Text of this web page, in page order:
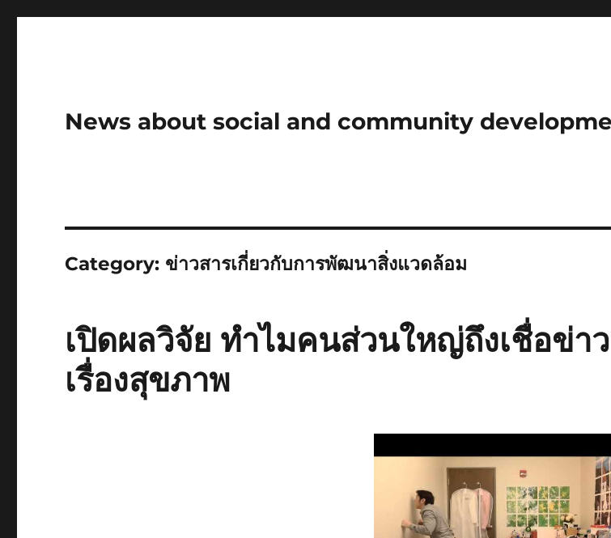
News about social and community
Category: ข่าวสารเกี่ยวกับการพัฒนาสิ่งแวดล้อม
เปิดผลวิจัย ทำไมคนส่วนใหญ่ถึงเชื่อข่า
เรื่องสุขภาพ